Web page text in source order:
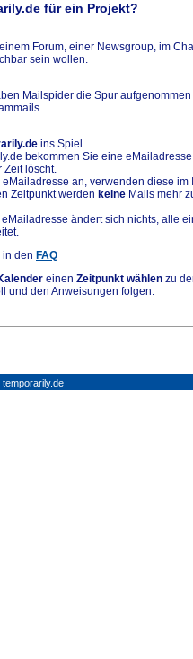
für ein Projekt?
Forum, einer Newsgroup, im
sein wollen.
Mailspider die Spur
ins Spiel
bekommen Sie eine
Zeit löscht.
an, verwenden diese im
Zeitpunkt werden keine Mails mehr
ändert sich nichts, alle
in den FAQ
einen Zeitpunkt wählen zu
und den Anweisungen folgen.